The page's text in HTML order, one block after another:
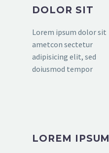
DOLOR SIT
Lorem ipsum dolor sit
ametcon sectetur
adipisicing elit, sed
doiusmod tempor
LOREM IPSUM